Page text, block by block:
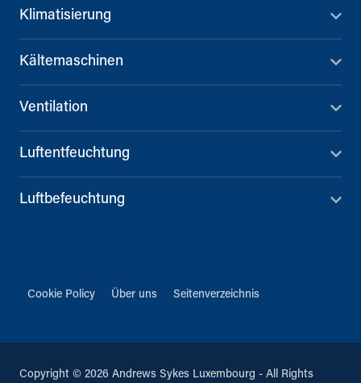
Klimatisierung
Kältemaschinen
Ventilation
Luftentfeuchtung
Luftbefeuchtung
Cookie Policy Über uns Seitenverzeichnis
Copyright © 2026 Andrews Sykes Luxembourg - All Rights